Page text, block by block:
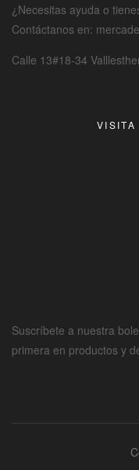
¿Necesitas ayuda o
Contáctanos en:
Calle 13#18-34
VISITA
Suscríbete a nuestra
primera en productos y